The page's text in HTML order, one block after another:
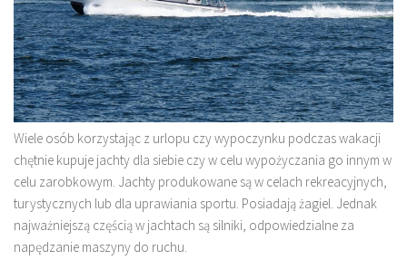
Wiele osób korzystając z urlopu czy wypoczynku podczas wakacji
chętnie kupuje jachty dla siebie czy w celu wypożyczania go innym w
celu zarobkowym. Jachty produkowane są w celach rekreacyjnych,
turystycznych lub dla uprawiania sportu. Posiadają żagiel. Jednak
najważniejszą częścią w jachtach są silniki, odpowiedzialne za
napędzanie maszyny do ruchu.